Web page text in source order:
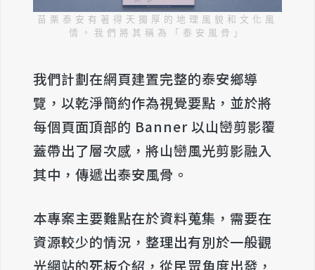
苗栗泰安有著得天獨厚的地理風貌和文化風
情，我們將其稱為「泰安風骨」
我們計劃在網頁建置完整的泰安鄉導
覽，以乾淨簡約作為視覺要點，並於將
每個頁面頂部的 Banner 以山巒剪影覆
蓋帶出了層次感，將山巒風光剪影融入
其中，傳遞出泰安風骨。
本專案主要難點在於資料蒐集，需要在
資源較少的情況，整理出有別於一般觀